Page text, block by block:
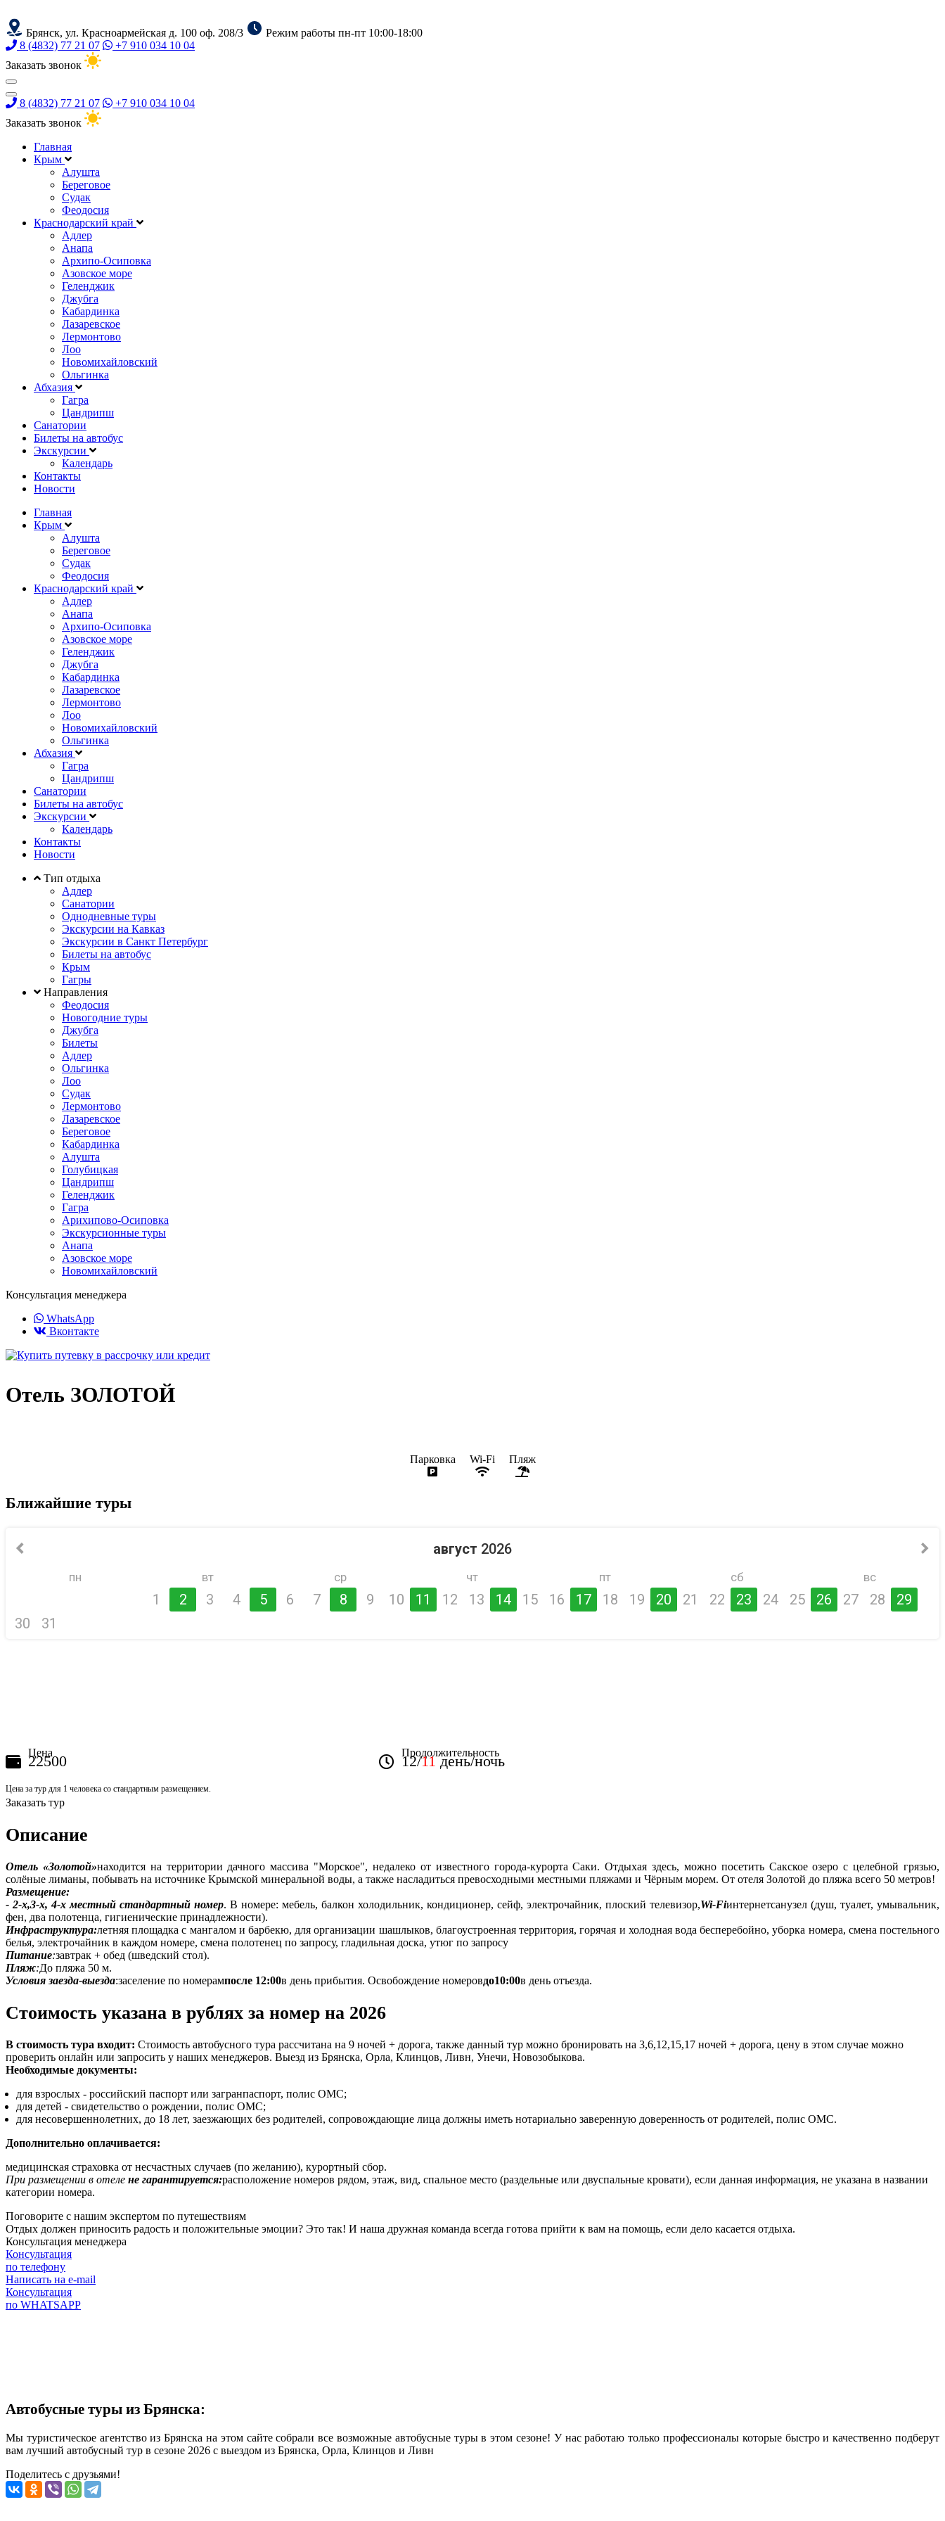
Брянск, ул. Красноармейская д. 100 оф. 208/3
Режим работы пн-пт 10:00-18:00
8 (4832) 77 21 07
+7 910 034 10 04
Заказать звонок
8 (4832) 77 21 07
+7 910 034 10 04
Заказать звонок
Главная
Крым
Алушта
Береговое
Судак
Феодосия
Краснодарский край
Адлер
Анапа
Архипо-Осиповка
Азовское море
Геленджик
Джубга
Кабардинка
Лазаревское
Лермонтово
Лоо
Новомихайловский
Ольгинка
Абхазия
Гагра
Цандрипш
Санатории
Билеты на автобус
Экскурсии
Календарь
Контакты
Новости
Главная
Крым
Алушта
Береговое
Судак
Феодосия
Краснодарский край
Адлер
Анапа
Архипо-Осиповка
Азовское море
Геленджик
Джубга
Кабардинка
Лазаревское
Лермонтово
Лоо
Новомихайловский
Ольгинка
Абхазия
Гагра
Цандрипш
Санатории
Билеты на автобус
Экскурсии
Календарь
Контакты
Новости
Тип отдыха
Адлер
Санатории
Однодневные туры
Экскурсии на Кавказ
Экскурсии в Санкт Петербург
Билеты на автобус
Крым
Гагры
Направления
Феодосия
Новогодние туры
Джубга
Билеты
Адлер
Ольгинка
Лоо
Судак
Лермонтово
Лазаревское
Береговое
Кабардинка
Алушта
Голубицкая
Цандрипш
Геленджик
Гагра
Арихипово-Осиповка
Экскурсионные туры
Анапа
Азовское море
Новомихайловский
Консультация менеджера
WhatsApp
Вконтакте
Отель ЗОЛОТОЙ
Парковка Wi-Fi Пляж
Ближайшие туры
август 2026
пн вт ср чт пт сб вс
1 2 3 4 5 6 7 8 9 10 11 12 13 14 15 16 17 18 19 20 21 22 23 24 25 26 27 28
29
30
31
Цена
22500 Продолжительность
12/11день/ночь
Цена за тур для 1 человека со стандартным размещением.
Заказать тур
Описание
Отель «Золотой»находится на территории дачного массива "Морское", недалеко от известного города-курорта Саки. Отдыхая здесь, можно посетить Сакское озеро с целебной грязью,
солёные лиманы, побывать на источнике Крымской минеральной воды, а также насладиться превосходными местными пляжами и Чёрным морем. От отеля Золотой до пляжа всего 50 метров!
Размещение:
- 2-х,3-х, 4-х местный стандартный номер. В номере: мебель, балкон холодильник, кондиционер, сейф, электрочайник, плоский телевизор,Wi-Fiинтернетсанузел (душ, туалет, умывальник,
фен, два полотенца, гигиенические принадлежности).
Инфраструктура:летняя площадка с мангалом и барбекю, для организации шашлыков, благоустроенная территория, горячая и холодная вода бесперебойно, уборка номера, смена постельного
белья, электрочайник в каждом номере, смена полотенец по запросу, гладильная доска, утюг по запросу
Питание:завтрак + обед (шведский стол).
Пляж:До пляжа 50 м.
Условия заезда-выезда:заселение по номерампосле 12:00в день прибытия. Освобождение номеровдо10:00в день отъезда.
Стоимость указана в рублях за номер на 2026
В стоимость тура входит: Стоимость автобусного тура рассчитана на 9 ночей + дорога, также данный тур можно бронировать на 3,6,12,15,17 ночей + дорога, цену в этом случае можно
проверить онлайн или запросить у наших менеджеров. Выезд из Брянска, Орла, Клинцов, Ливн, Унечи, Новозобыкова.
Необходимые документы:
для взрослых - российский паспорт или загранпаспорт, полис ОМС;
для детей - свидетельство о рождении, полис ОМС;
для несовершеннолетних, до 18 лет, заезжающих без родителей, сопровождающие лица должны иметь нотариально заверенную доверенность от родителей, полис ОМС.
Дополнительно оплачивается:
медицинская страховка от несчастных случаев (по желанию), курортный сбор.
При размещении в отеле не гарантируется:расположение номеров рядом, этаж, вид, спальное место (раздельные или двуспальные кровати), если данная информация, не указана в названии
категории номера.
Поговорите с нашим экспертом по путешествиям
Отдых должен приносить радость и положительные эмоции? Это так! И наша дружная команда всегда готова прийти к вам на помощь, если дело касается отдыха.
Консультация менеджера
Консультация
по телефону
Написать на e-mail
Консультация
по WHATSAPP
Автобусные туры из Брянска:
Мы туристическое агентство из Брянска на этом сайте собрали все возможные автобусные туры в этом сезоне! У нас работаю только профессионалы которые быстро и качественно подберут
вам лучший автобусный тур в сезоне 2026 с выездом из Брянска, Орла, Клинцов и Ливн
Поделитесь с друзьями!